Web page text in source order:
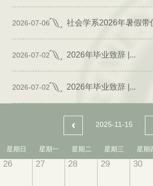
2026-07-06 社会学系2026年暑假带
2026-07-02 2026年毕业致辞 |...
2026-07-02 2026年毕业致辞 |...
2025-11-15
星期日 星期一 星期二 星期三 星期
26 27 28 29 30